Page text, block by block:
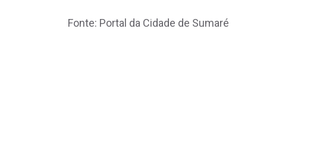
Fonte: Portal da Cidade de Sumaré